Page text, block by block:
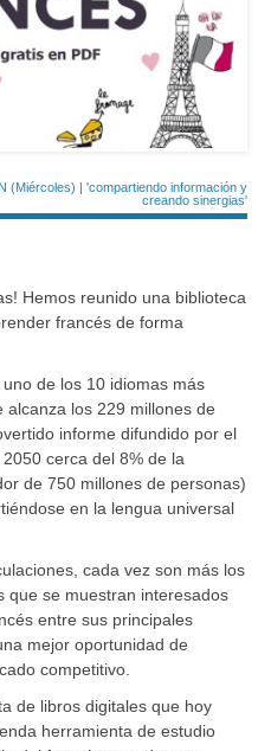
(Miércoles) | 'compartiendo información y
creando sinergias'
Hemos reunido una biblioteca
francés de forma
de los 10 idiomas más
los 229 millones de
informe difundido por el
2050 cerca del 8% de la
de 750 millones de personas)
en la lengua universal
cada vez son más los
que se muestran interesados
entre sus principales
mejor oportunidad de
competitivo.
de libros digitales que hoy
herramienta de estudio